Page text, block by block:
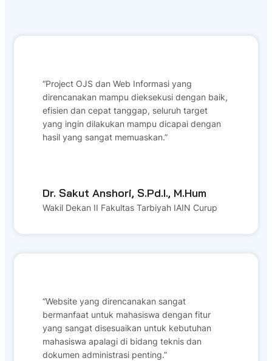
“Project OJS dan Web Informasi yang
direncanakan mampu dieksekusi dengan baik,
efisien dan cepat tanggap, seluruh target
yang ingin dilakukan mampu dicapai dengan
hasil yang sangat memuaskan.”
Dr. Sakut Anshori, S.Pd.I., M.Hum
Wakil Dekan II Fakultas Tarbiyah IAIN Curup
“Website yang direncanakan sangat
bermanfaat untuk mahasiswa dengan fitur
yang sangat disesuaikan untuk kebutuhan
mahasiswa apalagi di bidang teknis dan
dokumen administrasi penting.”